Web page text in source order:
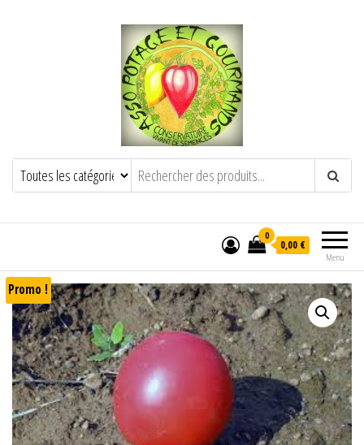
POTAGE ET GOURMANDSSemence paysanne naturelle
——————————————-
Menu
0
0,00 €
Promo !